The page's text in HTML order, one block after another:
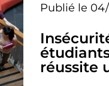
Publié le
réussite